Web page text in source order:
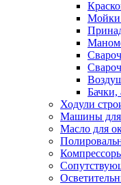
Мойки
Бачки,
Ходули
Машины для
Масло для